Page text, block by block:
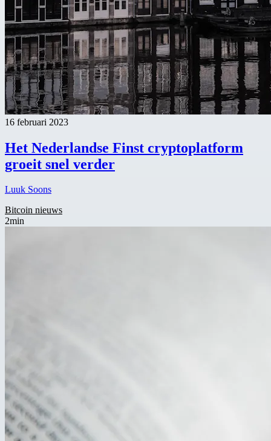
16 februari 2023
Het Nederlandse Finst cryptoplatform
groeit snel verder
Luuk Soons
Bitcoin nieuws
2min